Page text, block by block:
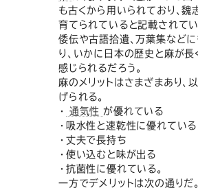
ー
ス
ー
ツ
SADA
ー
ス
ー
ツ
SADA
ー
ス
ー
ツ
SADA
ー
ス
ー
ツ
ツ
も古くから用いられており、魏
育てられていると記載されてい
倭伝や古語拾遺、万葉集など
り、いかに日本の歴史と麻が
感じられるだろう。
麻のメリットはさまざまあり、
げられる。
・
通気性 が優れている
・吸水性と速乾性に優れている
・丈夫で長持ち
・使い込むと味が出る
・抗菌性に優れている。
一方でデメリットは次の通りだ。